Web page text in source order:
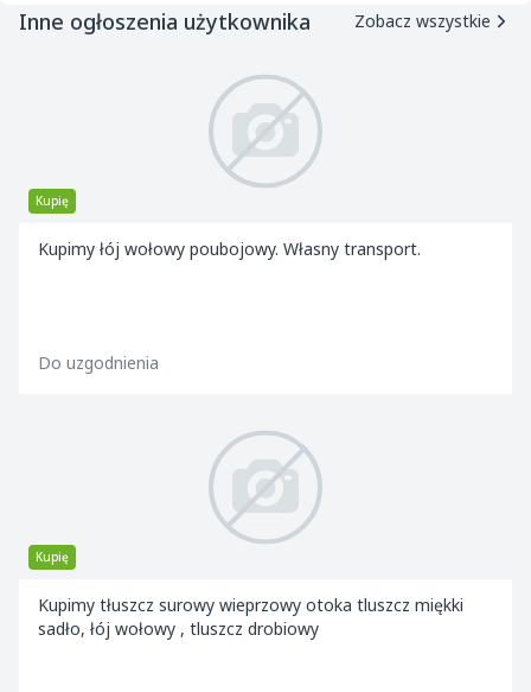
Inne ogłoszenia użytkownika Zobacz wszystkie
Kupię
Kupimy łój wołowy poubojowy. Własny transport.
Do uzgodnienia
Kupię
Kupimy tłuszcz surowy wieprzowy otoka tluszcz miękki
sadło, łój wołowy , tluszcz drobiowy